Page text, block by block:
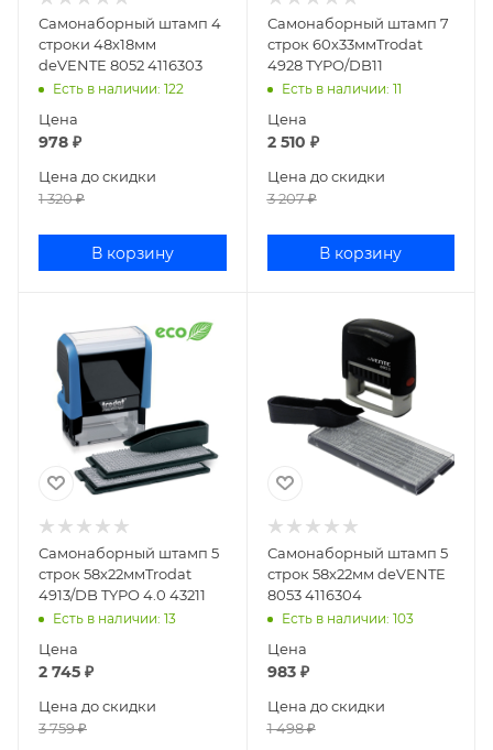
Самонаборный штамп 4
строки 48х18мм
deVENTE 8052 4116303
Есть в наличии: 122
Цена
978 ₽
Цена до скидки
1 320₽
В корзину
Самонаборный штамп 7
строк 60х33ммTrodat
4928 TYPO/DB11
Есть в наличии: 11
Цена
2 510 ₽
Цена до скидки
3 207₽
В корзину
Самонаборный штамп 5
строк 58х22ммTrodat
4913/DB TYPO 4.0 43211
Есть в наличии: 13
Цена
2 745 ₽
Цена до скидки
3 759₽
Самонаборный штамп 5
строк 58х22мм deVENTE
8053 4116304
Есть в наличии: 103
Цена
983₽
Цена до скидки
1 498₽